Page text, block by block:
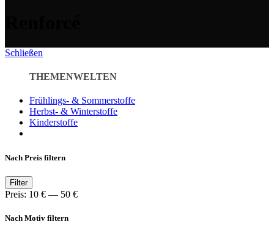
Schließen
THEMENWELTEN
Frühlings- & Sommerstoffe
Herbst- & Winterstoffe
Kinderstoffe
Nach Preis filtern
Min.
Preis
Max.
Preis
Filter
Preis: 10 € — 50 €
Nach Motiv filtern